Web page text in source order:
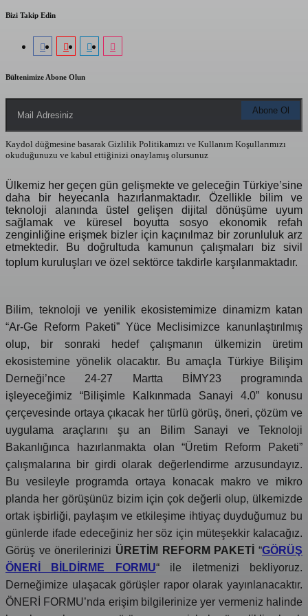
Bizi Takip Edin
Bültenimize Abone Olun
Kaydol düğmesine basarak Gizlilik Politikamızı ve Kullanım Koşullarımızı
okuduğunuzu ve kabul ettiğinizi onaylamış olursunuz
Ülkemiz her geçen gün gelişmekte ve geleceğin Türkiye’sine
daha bir heyecanla hazırlanmaktadır. Özellikle bilim ve
teknoloji alanında üstel gelişen dijital dönüşüme uyum
sağlamak ve küresel boyutta sosyo ekonomik refah
zenginliğine erişmek bizler için kaçınılmaz bir zorunluluk arz
etmektedir. Bu doğrultuda kamunun çalışmaları biz sivil
toplum kuruluşları ve özel sektörce takdirle karşılanmaktadır.
Bilim, teknoloji ve yenilik ekosistemimize dinamizm katan
“Ar-Ge Reform Paketi” Yüce Meclisimizce kanunlaştırılmış
olup, bir sonraki hedef çalışmanın ülkemizin üretim
ekosistemine yönelik olacaktır. Bu amaçla Türkiye Bilişim
Derneği’nce 24-27 Martta BİMY23 programında
işleyeceğimiz “Bilişimle Kalkınmada Sanayi 4.0” konusu
çerçevesinde ortaya çıkacak her türlü görüş, öneri, çözüm ve
uygulama araçlarını şu an Bilim Sanayi ve Teknoloji
Bakanlığınca hazırlanmakta olan “Üretim Reform Paketi”
çalışmalarına bir girdi olarak değerlendirme arzusundayız.
Bu vesileyle programda ortaya konacak makro ve mikro
planda her görüşünüz bizim için çok değerli olup, ülkemizde
ortak işbirliği, paylaşım ve etkileşime ihtiyaç duyduğumuz bu
günlerde ifade edeceğiniz her söz için müteşekkir kalacağız.
Görüş ve önerilerinizi ÜRETİM REFORM PAKETİ “GÖRÜŞ
ÖNERİ BİLDİRME FORMU“ ile iletmenizi bekliyoruz.
Derneğimize ulaşacak görüşler rapor olarak yayınlanacaktır.
ÖNERİ FORMU’nda erişim bilgilerinize yer vermeniz halinde